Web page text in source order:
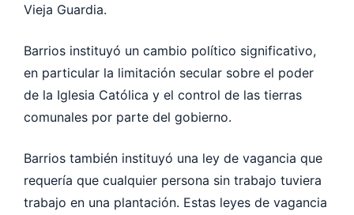
Vieja Guardia.
Barrios instituyó un cambio político significativo,
en particular la limitación secular sobre el poder
de la Iglesia Católica y el control de las tierras
comunales por parte del gobierno.
Barrios también instituyó una ley de vagancia que
requería que cualquier persona sin trabajo tuviera
trabajo en una plantación. Estas leyes de vagancia